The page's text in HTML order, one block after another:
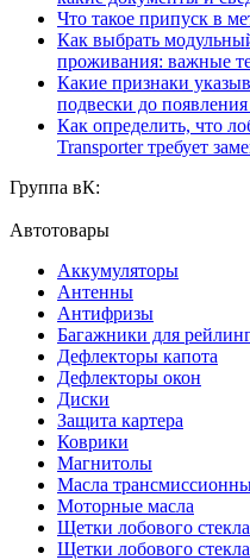
Что такое припуск в
Как выбрать
проживания: важные
Какие признаки
подвески до
Как определить, что
Transporter требует
Группа вК:
Автотовары
Аккумуляторы
Антенны
Антифризы
Багажники для
Дефлекторы капота
Дефлекторы окон
Диски
Защита картера
Коврики
Магнитолы
Масла
Моторные масла
Щетки лобового
Щетки лобового